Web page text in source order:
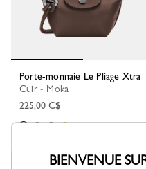
Porte-monnaie Le Pliage Xtra
Cuir - Moka
225,00 C$
+ 3
BIENVENUE